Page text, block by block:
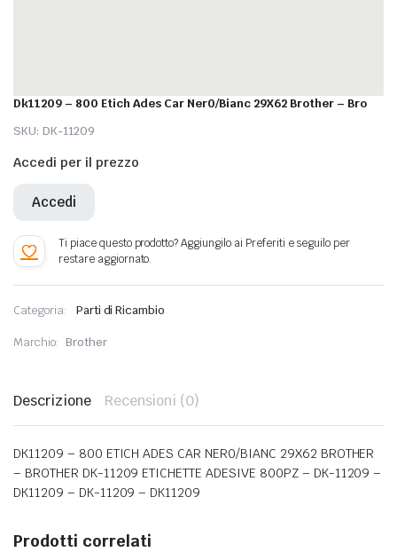
Dk11209 – 800 Etich Ades Car Ner0/Bianc 29X62 Brother – Bro
SKU: DK-11209
Accedi per il prezzo
Accedi
Categoria: Parti di Ricambio
Marchio: Brother
Descrizione Recensioni (0)
DK11209 – 800 ETICH ADES CAR NER0/BIANC 29X62 BROTHER
– BROTHER DK-11209 ETICHETTE ADESIVE 800PZ – DK-11209 –
DK11209 – DK-11209 – DK11209
Prodotti correlati